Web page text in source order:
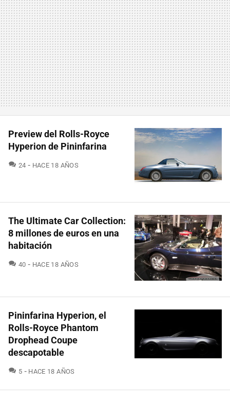
Preview del Rolls-Royce
Hyperion de Pininfarina
24 COMENTARIOS
HACE 18 AÑOS
The Ultimate Car Collection:
8 millones de euros en una
habitación
40 COMENTARIOS
HACE 18 AÑOS
Pininfarina Hyperion, el
Rolls-Royce Phantom
Drophead Coupe
descapotable
5 COMENTARIOS
HACE 18 AÑOS